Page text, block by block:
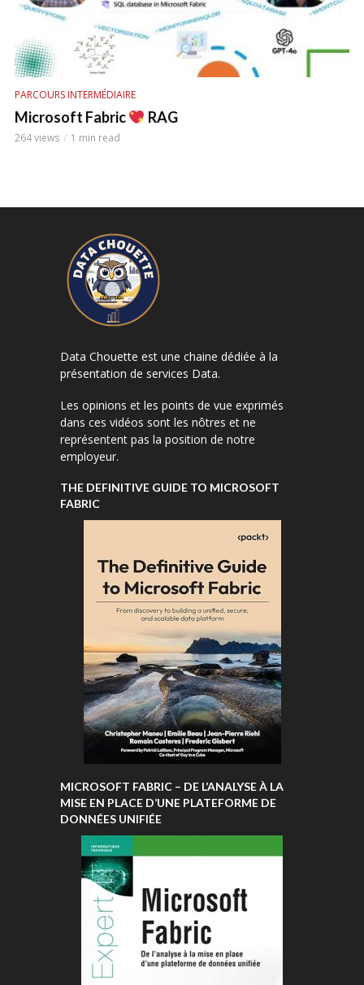
PARCOURS INTERMÉDIAIRE
Microsoft Fabric RAG
264 views 1 min read
Data Chouette est une chaine dédiée à la
présentation de services Data.
Les opinions et les points de vue exprimés
dans ces vidéos sont les nôtres et ne
représentent pas la position de notre
employeur.
THE DEFINITIVE GUIDE TO MICROSOFT
FABRIC
MICROSOFT FABRIC – DE L’ANALYSE À LA
MISE EN PLACE D’UNE PLATEFORME DE
DONNÉES UNIFIÉE